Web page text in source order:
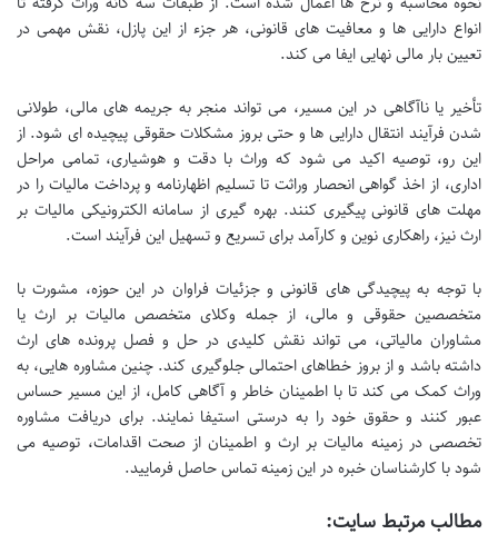
انواع دارایی ها و معافیت های قانونی، هر جزء از این پازل، نقش مهمی در
تعیین بار مالی نهایی ایفا می کند.
تأخیر یا ناآگاهی در این مسیر، می تواند منجر به جریمه های مالی، طولانی
شدن فرآیند انتقال دارایی ها و حتی بروز مشکلات حقوقی پیچیده ای شود. از
این رو، توصیه اکید می شود که وراث با دقت و هوشیاری، تمامی مراحل
اداری، از اخذ گواهی انحصار وراثت تا تسلیم اظهارنامه و پرداخت مالیات را در
مهلت های قانونی پیگیری کنند. بهره گیری از سامانه الکترونیکی مالیات بر
ارث نیز، راهکاری نوین و کارآمد برای تسریع و تسهیل این فرآیند است.
با توجه به پیچیدگی های قانونی و جزئیات فراوان در این حوزه، مشورت با
متخصصین حقوقی و مالی، از جمله وکلای متخصص مالیات بر ارث یا
مشاوران مالیاتی، می تواند نقش کلیدی در حل و فصل پرونده های ارث
داشته باشد و از بروز خطاهای احتمالی جلوگیری کند. چنین مشاوره هایی، به
وراث کمک می کند تا با اطمینان خاطر و آگاهی کامل، از این مسیر حساس
عبور کنند و حقوق خود را به درستی استیفا نمایند. برای دریافت مشاوره
تخصصی در زمینه مالیات بر ارث و اطمینان از صحت اقدامات، توصیه می
شود با کارشناسان خبره در این زمینه تماس حاصل فرمایید.
مطالب مرتبط سایت: